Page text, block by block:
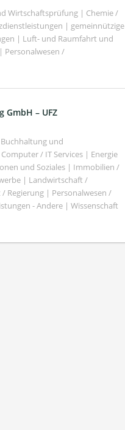
Wirtschaftsprüfung | Chemie /
| gemeinnützige
| Luft- und Raumfahrt und
Personalwesen /
– UFZ
und
/ IT Services | Energie
und Soziales | Immobilien /
| Landwirtschaft /
Regierung | Personalwesen /
- Andere | Wissenschaft